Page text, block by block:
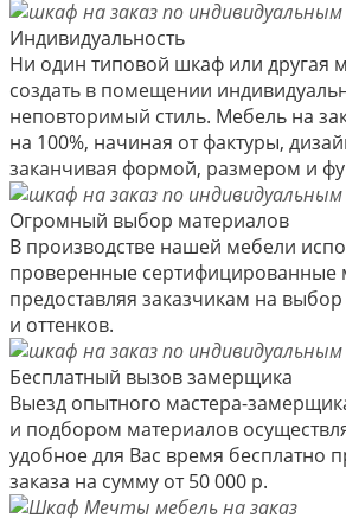
Индивидуальность
Ни один типовой шкаф или другая
создать в помещении
неповторимый стиль. Мебель на
на 100%, начиная от фактуры,
заканчивая формой, размером и
Огромный выбор материалов
В производстве нашей мебели
проверенные сертифицированные
предоставляя заказчикам на
и оттенков.
Бесплатный вызов замерщика
Выезд опытного мастера-
и подбором материалов
удобное для Вас время бесплатно
заказа на сумму от 50 000 р.